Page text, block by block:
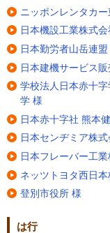
ニッポンレンタカ
日本機設工業株式会
日本勤労者山岳連盟
日本建機サービス
学校法人日本赤十
学 様
日本赤十字社 熊本
日本センヂミア株
日本フレーバー工
ネッツトヨタ西日
登別市役所 様
は行